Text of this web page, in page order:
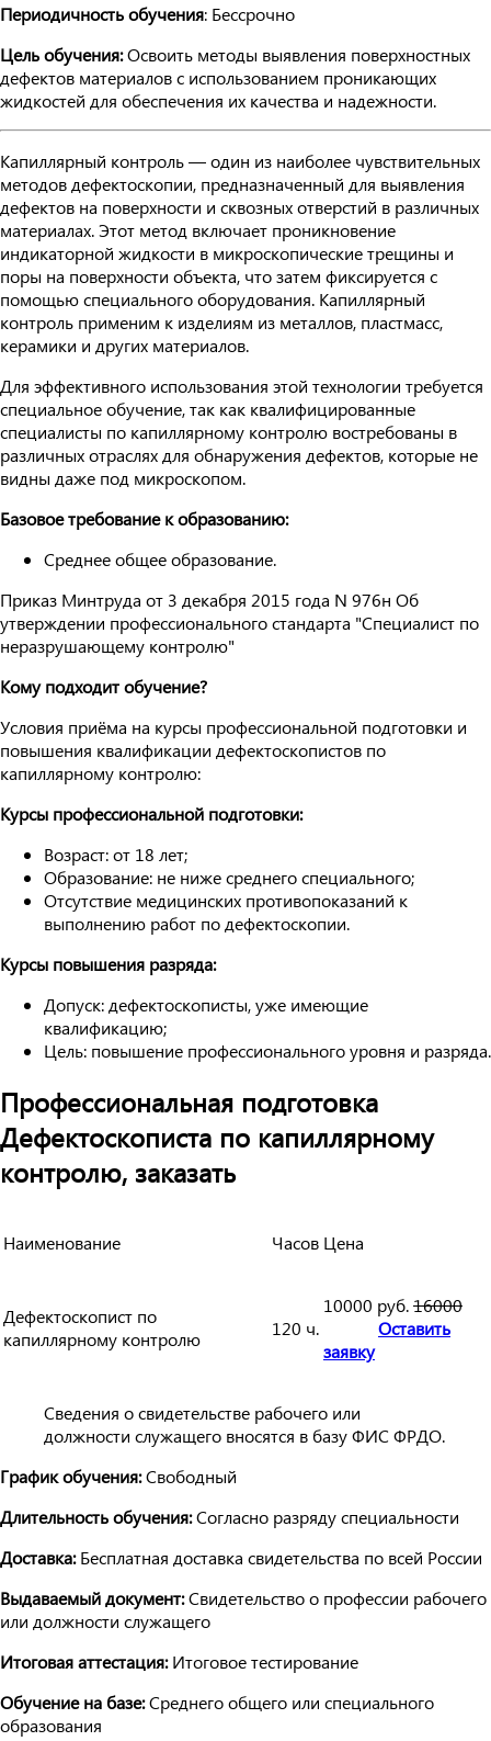
Периодичность обучения: Бессрочно
Цель обучения:Освоить методы выявления поверхностных
дефектов материалов с использованием проникающих
жидкостей для обеспечения их качества и надежности.
Капиллярный контроль — один из наиболее чувствительных
методов дефектоскопии, предназначенный для выявления
дефектов на поверхности и сквозных отверстий в различных
материалах. Этот метод включает проникновение
индикаторной жидкости в микроскопические трещины и
поры на поверхности объекта, что затем фиксируется с
помощью специального оборудования. Капиллярный
контроль применим к изделиям из металлов, пластмасс,
керамики и других материалов.
Для эффективного использования этой технологии требуется
специальное обучение, так как квалифицированные
специалисты по капиллярному контролю востребованы в
различных отраслях для обнаружения дефектов, которые не
видны даже под микроскопом.
Базовое требование к образованию:
Среднее общее образование.
Приказ Минтруда от 3 декабря 2015 года N 976н Об
утверждении профессионального стандарта "Специалист по
неразрушающему контролю"
Кому подходит обучение?
Условия приёма на курсы профессиональной подготовки и
повышения квалификации дефектоскопистов по
капиллярному контролю:
Курсы профессиональной подготовки:
Возраст: от 18 лет;
Образование: не ниже среднего специального;
Отсутствие медицинских противопоказаний к
выполнению работ по дефектоскопии.
Курсы повышения разряда:
Допуск: дефектоскописты, уже имеющие
квалификацию;
Цель: повышение профессионального уровня и разряда.
Профессиональная подготовка
Дефектоскописта по капиллярному
контролю, заказать
Наименование Часов Цена
Дефектоскопист по
капиллярному контролю
120 ч.
10000 руб.16000
Оставить
заявку
Сведения о свидетельстве рабочего или
должности служащего вносятся в базу ФИС ФРДО.
График обучения:Свободный
Длительность обучения:Согласно разряду специальности
Доставка:Бесплатная доставка свидетельства по всей России
Выдаваемый документ:Свидетельство о профессии рабочего
или должности служащего
Итоговая аттестация:Итоговое тестирование
Обучение на базе:Среднего общего или специального
образования